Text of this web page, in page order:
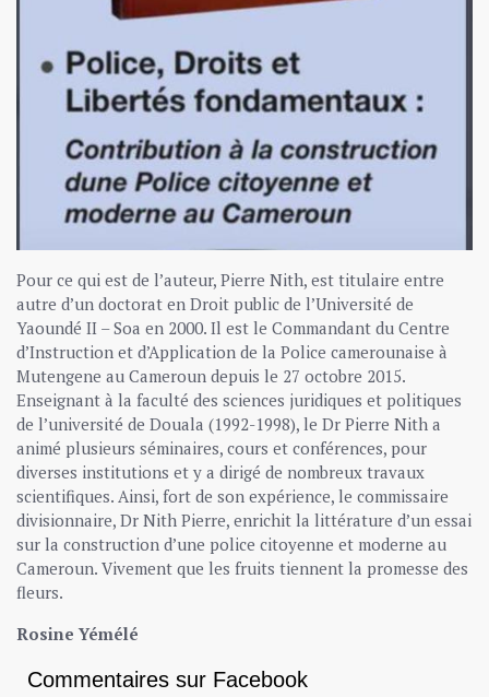
Pour ce qui est de l’auteur, Pierre Nith, est titulaire entre
autre d’un doctorat en Droit public de l’Université de
Yaoundé II – Soa en 2000. Il est le Commandant du Centre
d’Instruction et d’Application de la Police camerounaise à
Mutengene au Cameroun depuis le 27 octobre 2015.
Enseignant à la faculté des sciences juridiques et politiques
de l’université de Douala (1992-1998), le Dr Pierre Nith a
animé plusieurs séminaires, cours et conférences, pour
diverses institutions et y a dirigé de nombreux travaux
scientifiques. Ainsi, fort de son expérience, le commissaire
divisionnaire, Dr Nith Pierre, enrichit la littérature d’un essai
sur la construction d’une police citoyenne et moderne au
Cameroun. Vivement que les fruits tiennent la promesse des
fleurs.
Rosine Yémélé
Commentaires sur Facebook